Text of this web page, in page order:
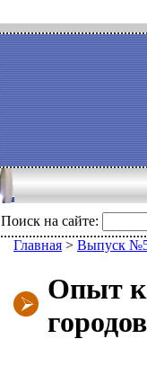
Поиск на сайте:
Главная > Выпуск
Опыт